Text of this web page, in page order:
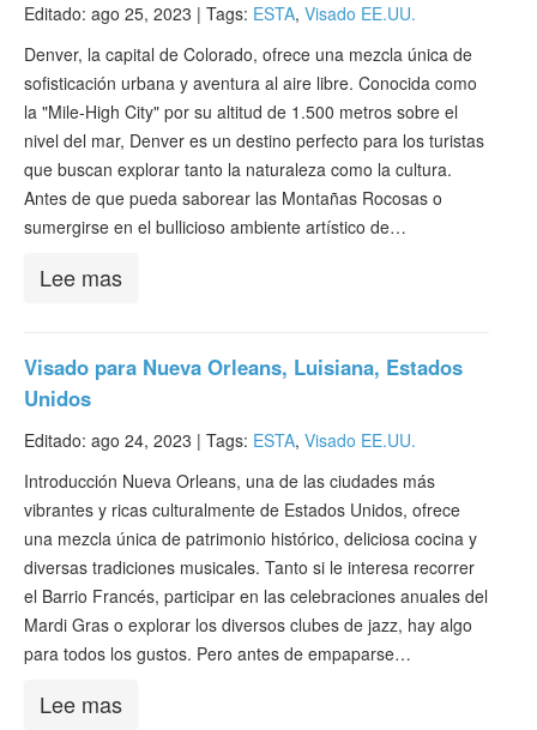
Editado: ago 25, 2023 | Tags: ESTA, Visado EE.UU.
Denver, la capital de Colorado, ofrece una mezcla única de
sofisticación urbana y aventura al aire libre. Conocida como
la "Mile-High City" por su altitud de 1.500 metros sobre el
nivel del mar, Denver es un destino perfecto para los turistas
que buscan explorar tanto la naturaleza como la cultura.
Antes de que pueda saborear las Montañas Rocosas o
sumergirse en el bullicioso ambiente artístico de…
Lee mas
Visado para Nueva Orleans, Luisiana, Estados
Unidos
Editado: ago 24, 2023 | Tags: ESTA, Visado EE.UU.
Introducción Nueva Orleans, una de las ciudades más
vibrantes y ricas culturalmente de Estados Unidos, ofrece
una mezcla única de patrimonio histórico, deliciosa cocina y
diversas tradiciones musicales. Tanto si le interesa recorrer
el Barrio Francés, participar en las celebraciones anuales del
Mardi Gras o explorar los diversos clubes de jazz, hay algo
para todos los gustos. Pero antes de empaparse…
Lee mas